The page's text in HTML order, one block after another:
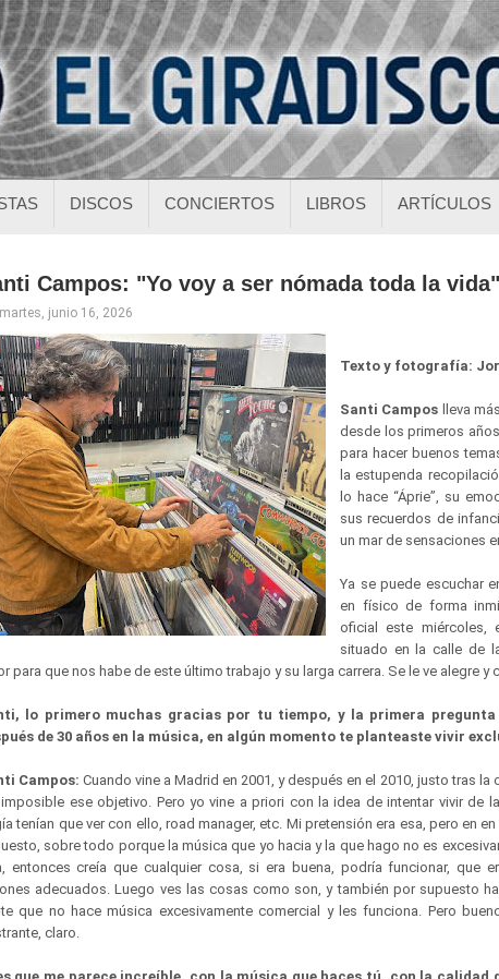
DISCOS CONCIERTOS LIBROS ARTÍCULOS
Campos: "Yo voy a ser nómada toda la vida"
martes, junio 16, 2026
Texto y fotografía:
Santi Campos lleva
desde los primeros
para hacer buenos
la estupenda
lo hace “Áprie”, su
sus recuerdos de
un mar de sensaciones
Ya se puede escuchar
en físico de forma
oficial este miércoles,
situado en la calle de
para que nos habe de este último trabajo y su larga carrera. Se le ve alegre
lo primero muchas gracias por tu tiempo, y la primera
de 30 años en la música, en algún momento te planteaste vivir
Campos:Cuando vine a Madrid en 2001, y después en el 2010, justo tras
ese objetivo. Pero yo vine a priori con la idea de intentar vivir de
tenían que ver con ello, road manager, etc. Mi pretensión era esa, pero en
sobre todo porque la música que yo hacia y la que hago no es
entonces creía que cualquier cosa, si era buena, podría funcionar, que
adecuados. Luego ves las cosas como son, y también por supuesto
que no hace música excesivamente comercial y les funciona. Pero
claro.